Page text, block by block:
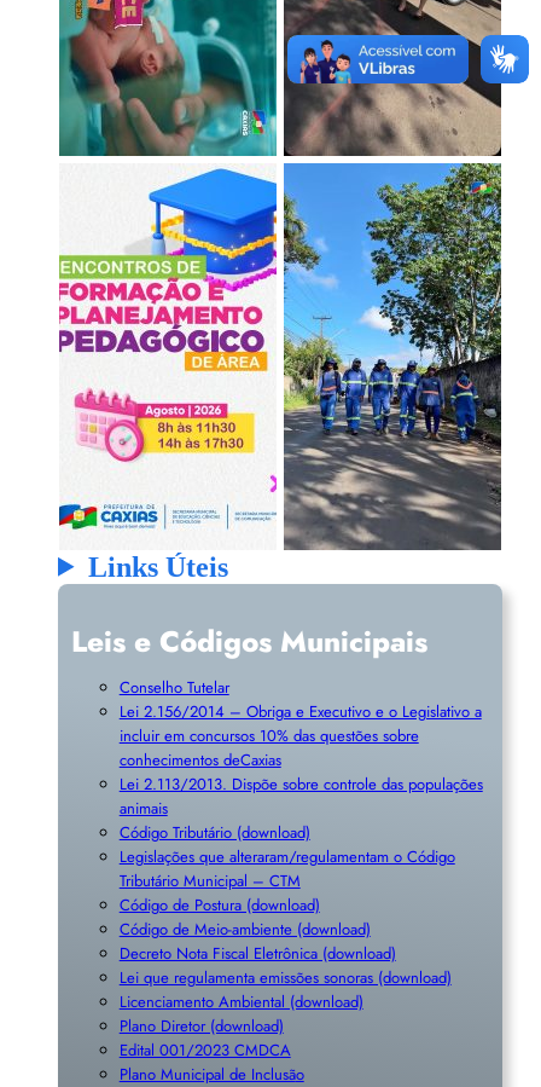
Links Úteis
Leis e Códigos Municipais
Conselho Tutelar
Lei 2.156/2014 – Obriga e Executivo e o Legislativo a
incluir em concursos 10% das questões sobre
conhecimentos deCaxias
Lei 2.113/2013. Dispõe sobre controle das populações
animais
Código Tributário (download)
Legislações que alteraram/regulamentam o Código
Tributário Municipal – CTM
Código de Postura (download)
Código de Meio-ambiente (download)
Decreto Nota Fiscal Eletrônica (download)
Lei que regulamenta emissões sonoras (download)
Licenciamento Ambiental (download)
Plano Diretor (download)
Edital 001/2023 CMDCA
Plano Municipal de Inclusão